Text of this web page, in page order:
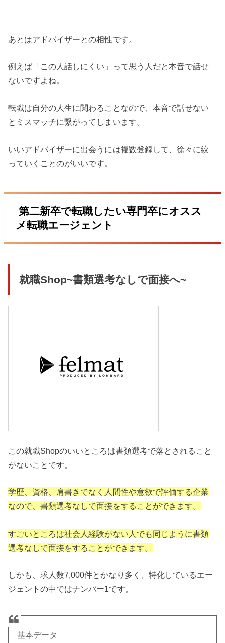
あとはアドバイザーとの相性です。
例えば「この人話しにくい」って思う人だと本音で話せ
ないですよね。
転職は自分の人生に関わることなので、本音で話せない
とミスマッチに繋がってしまいます。
いいアドバイザーに出会うには複数登録して、徐々に絞
っていくことのがいいです。
第二新卒で転職したい専門卒にオスス
メ転職エージェント
就職Shop~書類選考なしで面接へ~
この就職Shopのいいところは書類選考で落とされること
がないことです。
学歴、資格、肩書きでなく人間性や意欲で評価する企業
なので、書類選考なしで面接をすることができます。
すごいところは社会人経験がない人でも同じように書類
選考なしで面接をすることができます。
しかも、求人数7,000件とかなり多く、特化しているエー
ジェントの中ではナンバー1です。
基本データ